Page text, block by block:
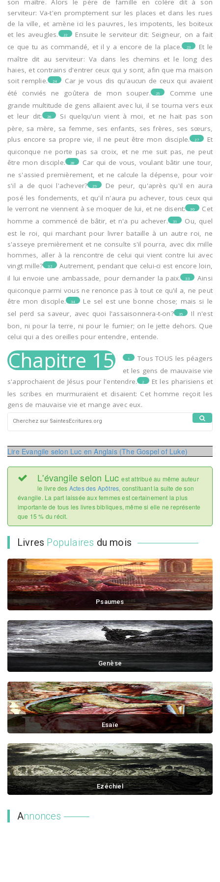
son maître. Alors le père de famille en colère dit à son
serviteur: Va-t'en promptement sur les places et dans les rues
de la ville, et amène ici les pauvres, les impotents, les boiteux
et les aveugles.
22
Ensuite le serviteur dit: Seigneur, on a fait
ce que tu as commandé, et il y a encore de la place.
23
Et le
maître dit au serviteur: Va dans les chemins et le long des
haies, et contrains d'entrer ceux qui y sont, afin que ma maison
soit remplie.
24
Car je vous dis qu'aucun de ceux qui avaient
été conviés ne goûtera de mon souper.
25
Comme une
grande multitude de gens allaient avec lui, il se tourna vers eux
et leur dit:
26
Si quelqu'un vient à moi, et ne hait pas son
père, sa mère, sa femme, ses enfants, ses frères, ses sœurs,
plus encore sa propre vie, il ne peut être mon disciple.
27
Et
quiconque ne porte pas sa croix, et ne me suit pas, ne peut
être mon disciple.
28
Car qui de vous, voulant bâtir une tour,
ne s'assied premièrement, et ne calcule la dépense, pour voir
s'il a de quoi l'achever?
29
De peur, qu'après qu'il en aura
posé les fondements, et qu'il n'aura pu achever, tous ceux qui
le verront ne viennent à se moquer de lui, et ne disent:
30
Cet
homme a commencé de bâtir, et n'a pu achever.
31
Ou, quel
est le roi, qui marchant pour livrer bataille à un autre roi, ne
s'asseye premièrement et ne consulte s'il pourra, avec dix mille
hommes, aller à la rencontre de celui qui vient contre lui avec
vingt mille?
32
Autrement, pendant que celui-ci est encore loin,
il lui envoie une ambassade, pour demander la paix.
33
Ainsi
quiconque parmi vous ne renonce pas à tout ce qu'il a, ne peut
être mon disciple.
34
Le sel est une bonne chose; mais si le
sel perd sa saveur, avec quoi l'assaisonnera-t-on?
35
Il n'est
bon, ni pour la terre, ni pour le fumier; on le jette dehors. Que
celui qui a des oreilles pour entendre, entende.
Chapitre 15 1
Tous TOUS les péagers
et les gens de mauvaise vie
s'approchaient de Jésus pour l'entendre.
2
Et les pharisiens et
les scribes en murmuraient et disaient: Cet homme reçoit les
gens de mauvaise vie et mange avec eux.
Lire Evangile selon Luc en Anglais (The Gospel of Luke)
L'évangile selon Lucest attribué au même auteur
le livre des Actes des Apôtres, constituant la suite de son
évangile. La part laissée aux femmes est certainement la plus
importante de tous les livres bibliques, même si elle ne représente
que 15 % du récit.
Livres Populaires du mois
Psaumes
Genèse
Esaïe
Ezéchiel
Annonces